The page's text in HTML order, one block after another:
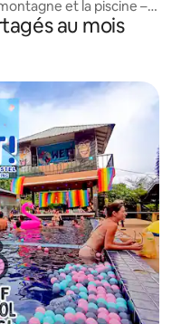
et la piscine –
au mois